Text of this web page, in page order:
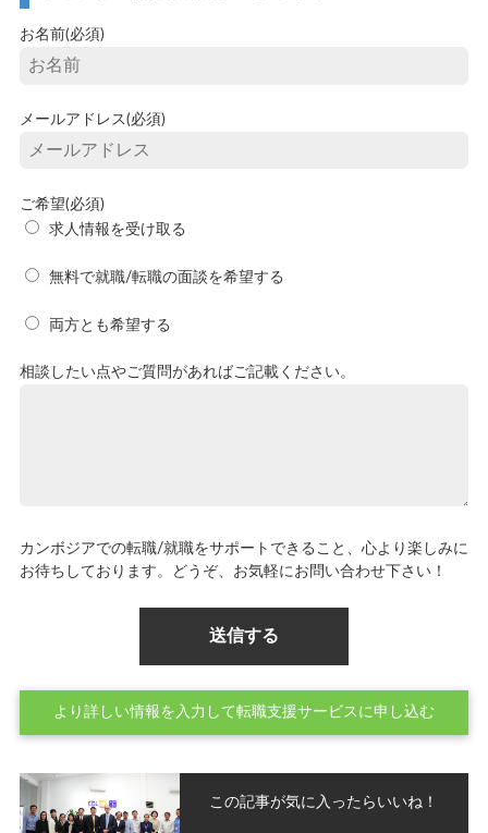
お名前(必須)
メールアドレス(必須)
ご希望(必須)
求人情報を受け取る
無料で就職/転職の面談を希望する
両方とも希望する
相談したい点やご質問があればご記載ください。
カンボジアでの転職/就職をサポートできること、心より楽しみに
お待ちしております。どうぞ、お気軽にお問い合わせ下さい！
より詳しい情報を入力して転職支援サービスに申し込む
この記事が気に入ったらいいね！